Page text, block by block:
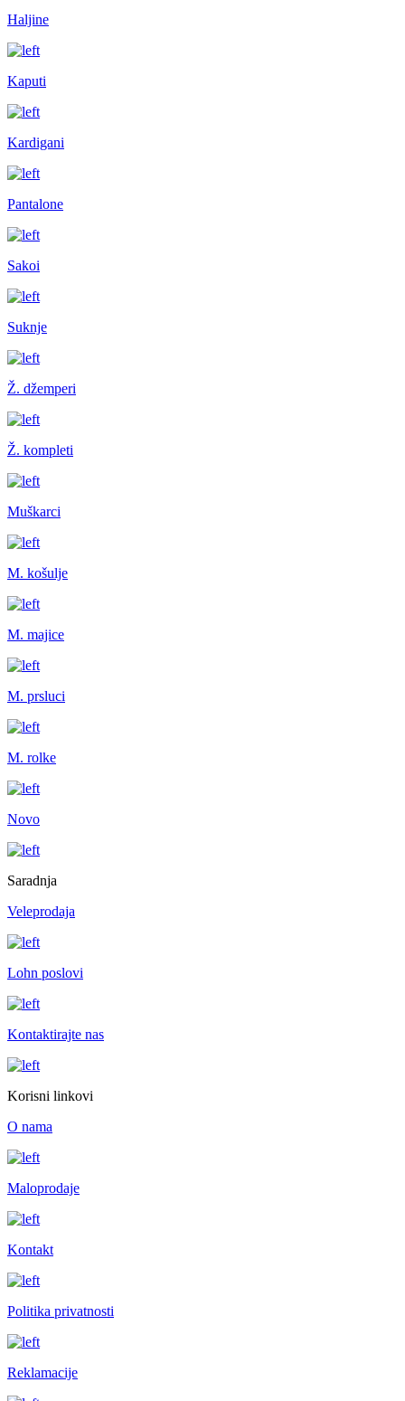
Haljine
Kaputi
Kardigani
Pantalone
Sakoi
Suknje
Ž. džemperi
Ž. kompleti
Muškarci
M. košulje
M. majice
M. prsluci
M. rolke
Novo
Saradnja
Veleprodaja
Lohn poslovi
Kontaktirajte nas
Korisni linkovi
O nama
Maloprodaje
Kontakt
Politika privatnosti
Reklamacije